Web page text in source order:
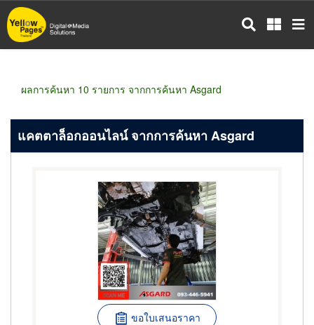
ข้าม
ไป
ผลการค้นหา 10 รายการ จากการค้นหา Asgard
แคตตาล็อกออนไลน์ จากการค้นหา Asgard
ขอใบเสนอราคา